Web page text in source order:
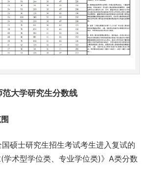
大学研究生分数线
硕士研究生招生考试考生进入复试的
学术型学位类、专业学位类)》A类分数